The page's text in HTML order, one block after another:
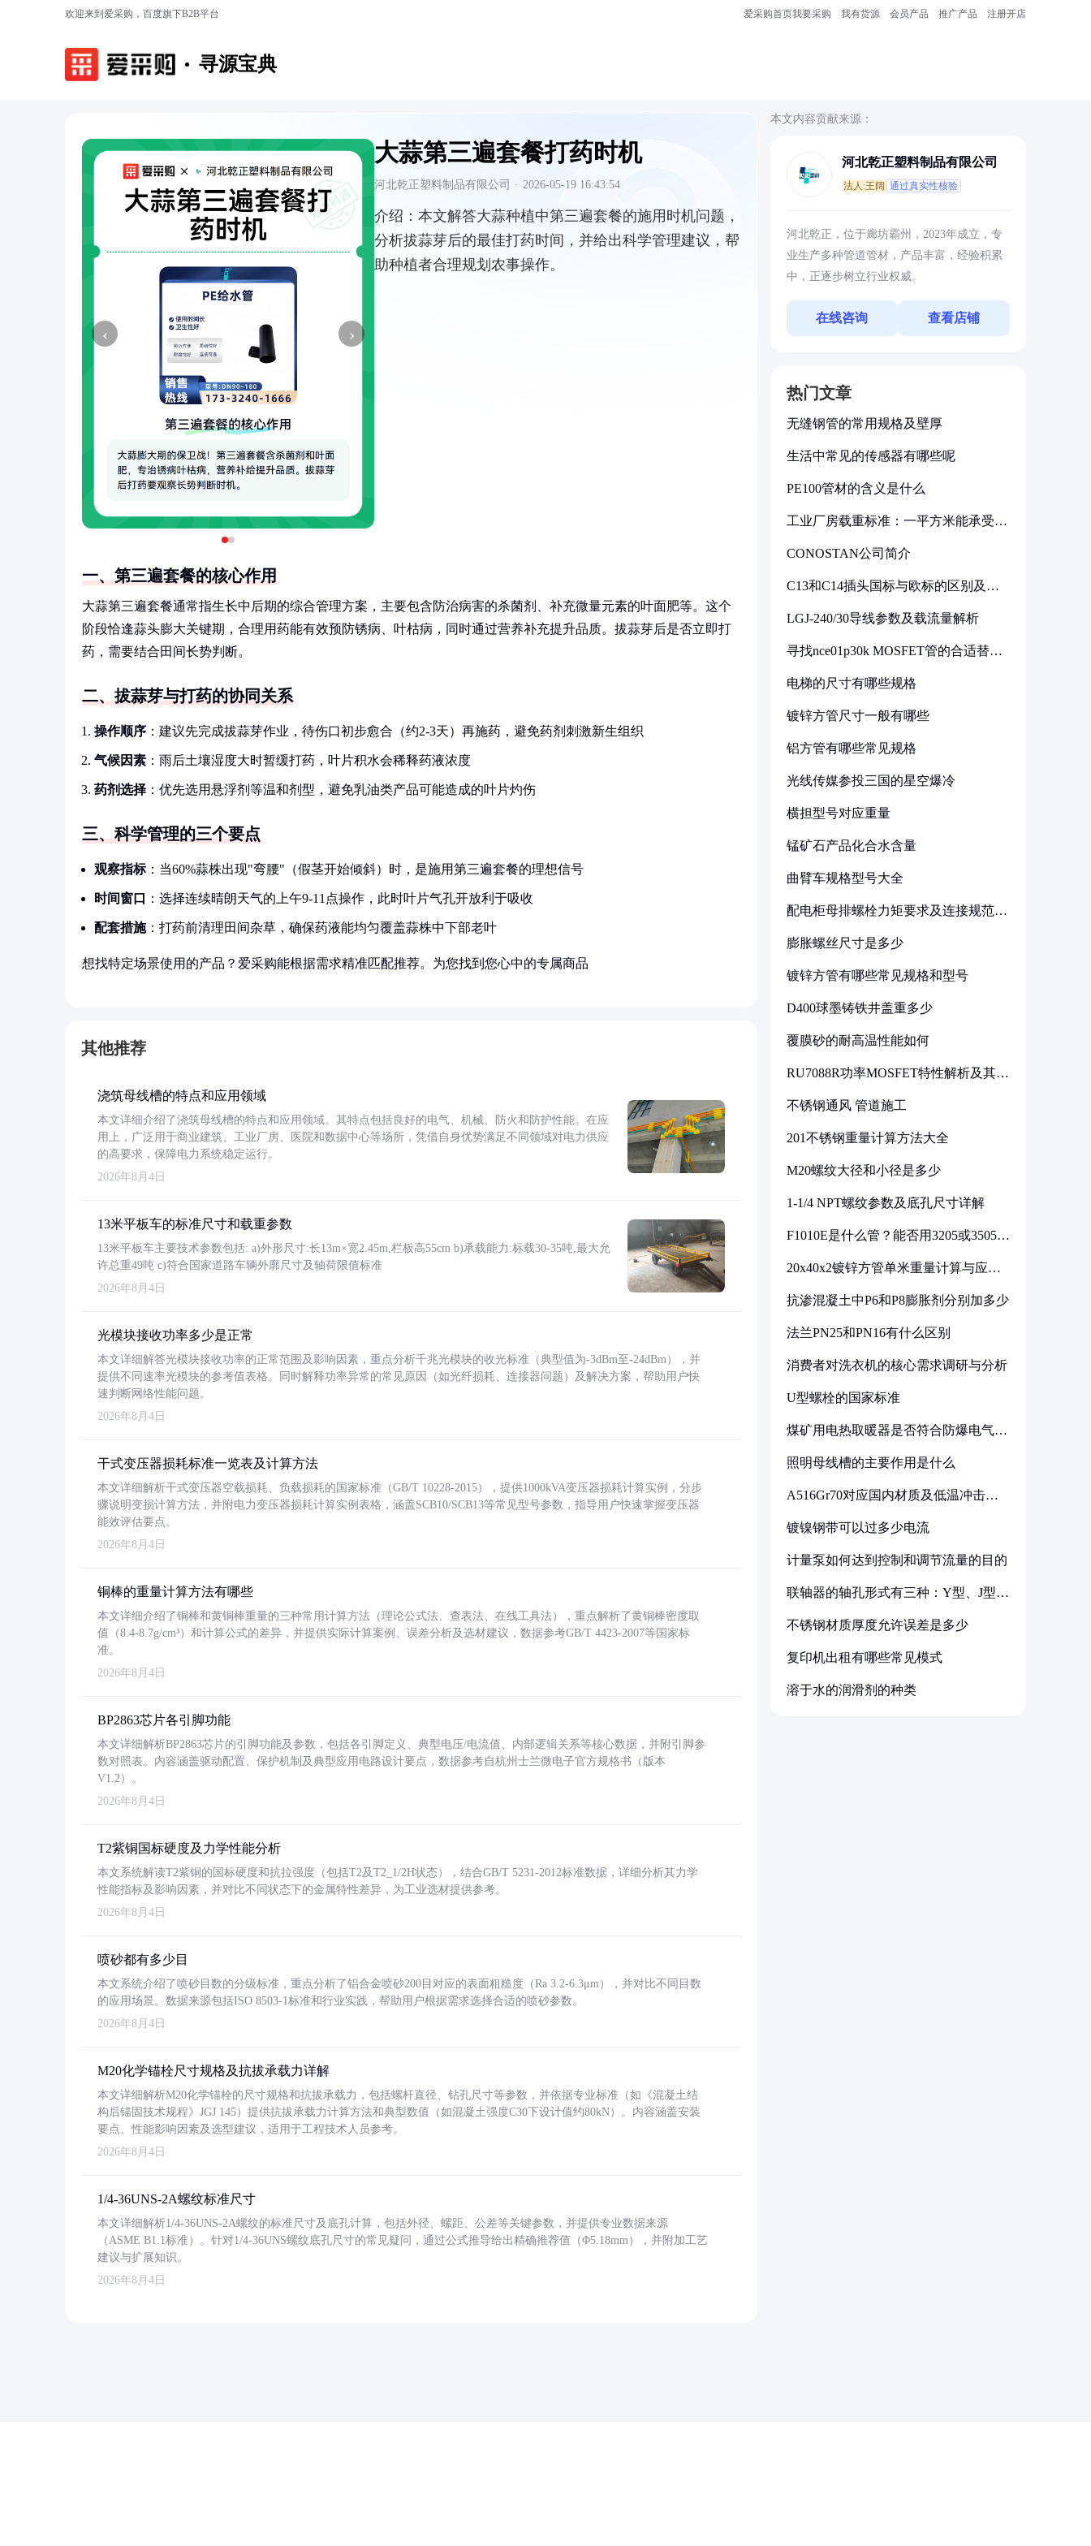
欢迎来到爱采购，百度旗下B2B平台 爱采购首页我要采购 我有货源 会员产品 推广产品 注册开店
寻源宝典
‹ ›
大蒜第三遍套餐打药时机
河北乾正塑料制品有限公司 · 2026-05-19 16:43:54
介绍： 本文解答大蒜种植中第三遍套餐的施用时机问题，
分析拔蒜芽后的最佳打药时间，并给出科学管理建议，帮
助种植者合理规划农事操作。
一、第三遍套餐的核心作用
大蒜第三遍套餐通常指生长中后期的综合管理方案，主要包含防治病害的杀菌剂、补充微量元素的叶面肥等。这个
阶段恰逢蒜头膨大关键期，合理用药能有效预防锈病、叶枯病，同时通过营养补充提升品质。拔蒜芽后是否立即打
药，需要结合田间长势判断。
二、拔蒜芽与打药的协同关系
操作顺序 ：建议先完成拔蒜芽作业，待伤口初步愈合（约2-3天）再施药，避免药剂刺激新生组织
气候因素 ：雨后土壤湿度大时暂缓打药，叶片积水会稀释药液浓度
药剂选择 ：优先选用悬浮剂等温和剂型，避免乳油类产品可能造成的叶片灼伤
三、科学管理的三个要点
观察指标：当60%蒜株出现"弯腰"（假茎开始倾斜）时，是施用第三遍套餐的理想信号
时间窗口 ：选择连续晴朗天气的上午9-11点操作，此时叶片气孔开放利于吸收
配套措施：打药前清理田间杂草，确保药液能均匀覆盖蒜株中下部老叶
想找特定场景使用的产品？爱采购能根据需求精准匹配推荐。为您找到您心中的专属商品
其他推荐
浇筑母线槽的特点和应用领域
本文详细介绍了浇筑母线槽的特点和应用领域。其特点包括良好的电气、机械、防火和防护性能。在应
用上，广泛用于商业建筑、工业厂房、医院和数据中心等场所，凭借自身优势满足不同领域对电力供应
的高要求，保障电力系统稳定运行。
2026年8月4日
13米平板车的标准尺寸和载重参数
13米平板车主要技术参数包括: a)外形尺寸:长13m×宽2.45m,栏板高55cm b)承载能力:标载30-35吨,最大允
许总重49吨 c)符合国家道路车辆外廓尺寸及轴荷限值标准
2026年8月4日
光模块接收功率多少是正常
本文详细解答光模块接收功率的正常范围及影响因素，重点分析千兆光模块的收光标准（典型值为-3dBm至-24dBm），并
提供不同速率光模块的参考值表格。同时解释功率异常的常见原因（如光纤损耗、连接器问题）及解决方案，帮助用户快
速判断网络性能问题。
2026年8月4日
干式变压器损耗标准一览表及计算方法
本文详细解析干式变压器空载损耗、负载损耗的国家标准（GB/T 10228-2015），提供1000kVA变压器损耗计算实例，分步
骤说明变损计算方法，并附电力变压器损耗计算实例表格，涵盖SCB10/SCB13等常见型号参数，指导用户快速掌握变压器
能效评估要点。
2026年8月4日
铜棒的重量计算方法有哪些
本文详细介绍了铜棒和黄铜棒重量的三种常用计算方法（理论公式法、查表法、在线工具法），重点解析了黄铜棒密度取
值（8.4-8.7g/cm³）和计算公式的差异，并提供实际计算案例、误差分析及选材建议，数据参考GB/T 4423-2007等国家标
准。
2026年8月4日
BP2863芯片各引脚功能
本文详细解析BP2863芯片的引脚功能及参数，包括各引脚定义、典型电压/电流值、内部逻辑关系等核心数据，并附引脚参
数对照表。内容涵盖驱动配置、保护机制及典型应用电路设计要点，数据参考自杭州士兰微电子官方规格书（版本
V1.2）。
2026年8月4日
T2紫铜国标硬度及力学性能分析
本文系统解读T2紫铜的国标硬度和抗拉强度（包括T2及T2_1/2H状态），结合GB/T 5231-2012标准数据，详细分析其力学
性能指标及影响因素，并对比不同状态下的金属特性差异，为工业选材提供参考。
2026年8月4日
喷砂都有多少目
本文系统介绍了喷砂目数的分级标准，重点分析了铝合金喷砂200目对应的表面粗糙度（Ra 3.2-6.3μm），并对比不同目数
的应用场景。数据来源包括ISO 8503-1标准和行业实践，帮助用户根据需求选择合适的喷砂参数。
2026年8月4日
M20化学锚栓尺寸规格及抗拔承载力详解
本文详细解析M20化学锚栓的尺寸规格和抗拔承载力，包括螺杆直径、钻孔尺寸等参数，并依据专业标准（如《混凝土结
构后锚固技术规程》JGJ 145）提供抗拔承载力计算方法和典型数值（如混凝土强度C30下设计值约80kN）。内容涵盖安装
要点、性能影响因素及选型建议，适用于工程技术人员参考。
2026年8月4日
1/4-36UNS-2A螺纹标准尺寸
本文详细解析1/4-36UNS-2A螺纹的标准尺寸及底孔计算，包括外径、螺距、公差等关键参数，并提供专业数据来源
（ASME B1.1标准）。针对1/4-36UNS螺纹底孔尺寸的常见疑问，通过公式推导给出精确推荐值（Φ5.18mm），并附加工艺
建议与扩展知识。
2026年8月4日
本文内容贡献来源：
河北乾正塑料制品有限公司
法人:王阔 通过真实性核验
河北乾正，位于廊坊霸州，2023年成立，专
业生产多种管道管材，产品丰富，经验积累
中，正逐步树立行业权威。
在线咨询 查看店铺
热门文章
无缝钢管的常用规格及壁厚
生活中常见的传感器有哪些呢
PE100管材的含义是什么
工业厂房载重标准：一平方米能承受多
CONOSTAN公司简介
C13和C14插头国标与欧标的区别及其
LGJ-240/30导线参数及载流量解析
寻找nce01p30k MOSFET管的合适替代
电梯的尺寸有哪些规格
镀锌方管尺寸一般有哪些
铝方管有哪些常见规格
光线传媒参投三国的星空爆冷
横担型号对应重量
锰矿石产品化合水含量
曲臂车规格型号大全
配电柜母排螺栓力矩要求及连接规范详
膨胀螺丝尺寸是多少
镀锌方管有哪些常见规格和型号
D400球墨铸铁井盖重多少
覆膜砂的耐高温性能如何
RU7088R功率MOSFET特性解析及其在
不锈钢通风 管道施工
201不锈钢重量计算方法大全
M20螺纹大径和小径是多少
1-1/4 NPT螺纹参数及底孔尺寸详解
F1010E是什么管？能否用3205或3505代
20x40x2镀锌方管单米重量计算与应用
抗渗混凝土中P6和P8膨胀剂分别加多少
法兰PN25和PN16有什么区别
消费者对洗衣机的核心需求调研与分析
U型螺栓的国家标准
煤矿用电热取暖器是否符合防爆电气设
照明母线槽的主要作用是什么
A516Gr70对应国内材质及低温冲击要
镀镍钢带可以过多少电流
计量泵如何达到控制和调节流量的目的
联轴器的轴孔形式有三种：Y型、J型、
不锈钢材质厚度允许误差是多少
复印机出租有哪些常见模式
溶于水的润滑剂的种类